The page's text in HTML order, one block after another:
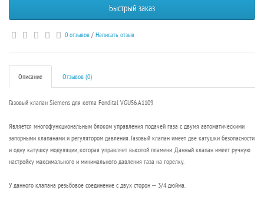
Быстрый заказ
0 отзывов / Написать отзыв
Описание Отзывов (0)
Газовый клапан Siemens для котла Fondital VGU56.A1109
Является многофункциональным блоком управления подачей газа с двумя автоматическими
запорными клапанами и регулятором давления. Газовый клапан имеет две катушки безопасности
и одну катушку модуляции, которая управляет высотой пламени. Данный клапан имеет ручную
настройку максимального и минимального давления газа на горелку.
У данного клапана резьбовое соединение с двух сторон – 3/4 дюйма.